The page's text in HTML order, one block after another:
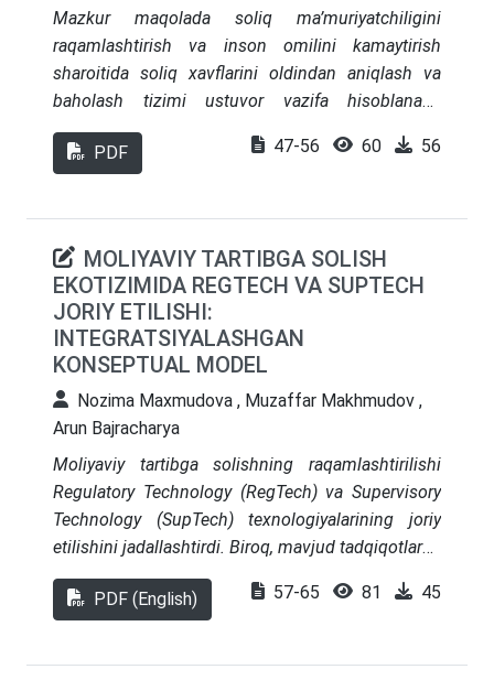
davlat asignatsiyalarini ta’lim sifati va natijadorligi
bilan bog‘lash, moliyaviy risklarni
minimallashtirish hamda resurslardan foydalanish
samaradorligini oshirish imkonini beradigan
Mazkur maqolada soliq ma’muriyatchiligini
raqamlashtirish va inson omilini kamaytirish
sharoitida soliq xavflarini oldindan aniqlash va
baholash tizimi ustuvor vazifa hisoblanadi.
Ayniqsa, «yashirin iqtisodiyot»ga qarshi
kurashishda soliq to‘lovchilarni xavf darajasiga
mavzuning dolzarbligini belgilaydi. Maqola
doirasida soliq risklarini aniqlash mezonlari va
ularni miqdoriy baholash modellari ko‘rib chiqilgan
hamda O‘zbekiston soliq tizimida risklarni
boshqarish samaradorligini oshirish bo‘yicha
takliflar ilgari surilgan.
PDF 47-56 60 56
MOLIYAVIY TARTIBGA SOLISH
EKOTIZIMIDA REGTECH VA SUPTECH
JORIY ETILISHI:
INTEGRATSIYALASHGAN
KONSEPTUAL MODEL
Nozima Maxmudova , Muzaffar Makhmudov ,
Arun Bajracharya
Moliyaviy tartibga solishning raqamlashtirilishi
Regulatory Technology (RegTech) va Supervisory
Technology (SupTech) texnologiyalarining joriy
etilishini jadallashtirdi. Biroq, mavjud tadqiqotlarda
ushbu texnologiyalar odatda alohida o‘rganilib,
ularning moliyaviy tartibga solish ekotizimidagi
PDF (English) 57-65 81 45